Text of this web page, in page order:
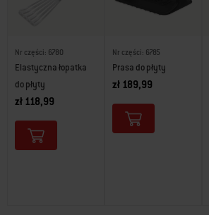
Nr części: 6780
Elastyczna łopatka
do płyty
zł 118,99
Nr części: 6785
Prasa do płyty
zł 189,99